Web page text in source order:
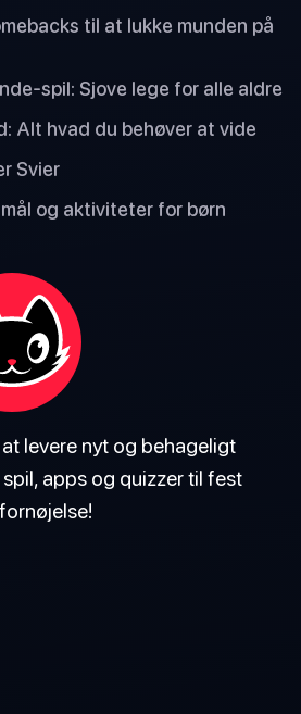
til at lukke munden på
spil: Sjove lege for alle aldre
Alt hvad du behøver at vide
Svier
og aktiviteter for børn
levere nyt og behageligt
apps og quizzer til fest